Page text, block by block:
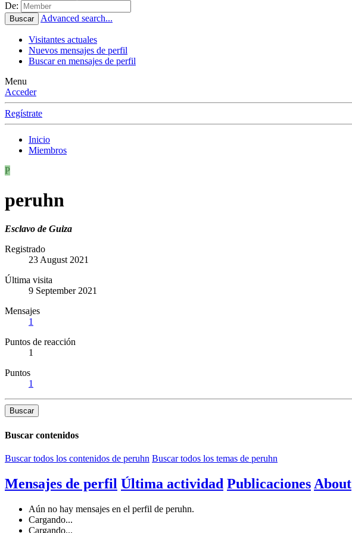
De:
Buscar Advanced search...
Visitantes actuales
Nuevos mensajes de perfil
Buscar en mensajes de perfil
Menu
Acceder
Regístrate
Inicio
Miembros
P
peruhn
Esclavo de Guiza
Registrado
23 August 2021
Última visita
9 September 2021
Mensajes
1
Puntos de reacción
1
Puntos
1
Buscar
Buscar contenidos
Buscar todos los contenidos de peruhn Buscar todos los temas de peruhn
Mensajes de perfil Última actividad Publicaciones About
Aún no hay mensajes en el perfil de peruhn.
Cargando...
Cargando...